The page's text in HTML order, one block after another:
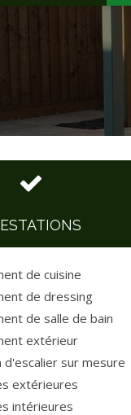
de cuisine
de dressing
de salle de bain
extérieur
d'escalier sur mesure
extérieures
intérieures